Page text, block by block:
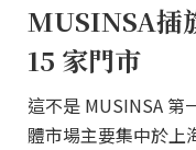
MUSINSA插
15 家門市
這不是 MUSINSA 第
體市場主要集中於上